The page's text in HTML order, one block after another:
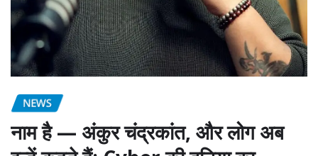
NEWS
नाम है — अंकुर चंद्रकांत, और लोग अब